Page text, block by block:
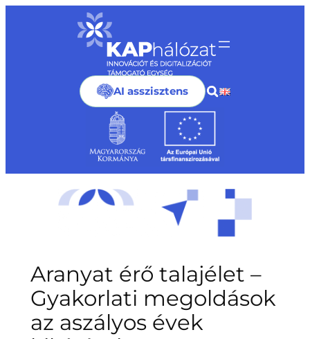
AI asszisztens
Aranyat érő talajélet –
Gyakorlati megoldások
az aszályos évek